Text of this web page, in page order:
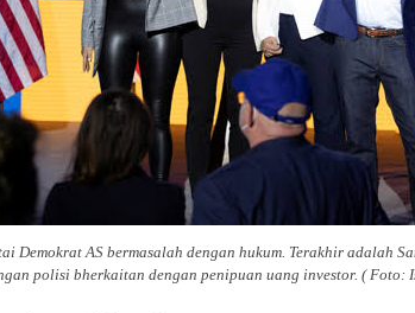
Demokrat AS bermasalah dengan hukum. Terakhir adalah
polisi bherkaitan dengan penipuan uang investor. ( Foto: